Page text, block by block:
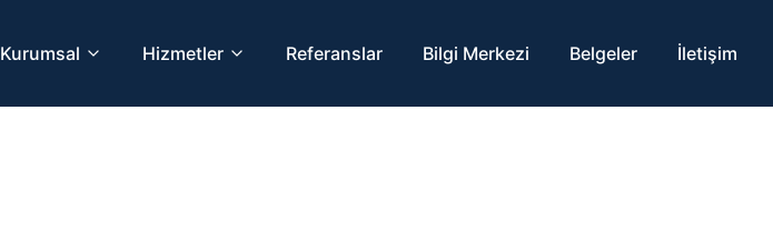
Kurumsal Hizmetler Referanslar Bilgi Merkezi Belgeler İletişim